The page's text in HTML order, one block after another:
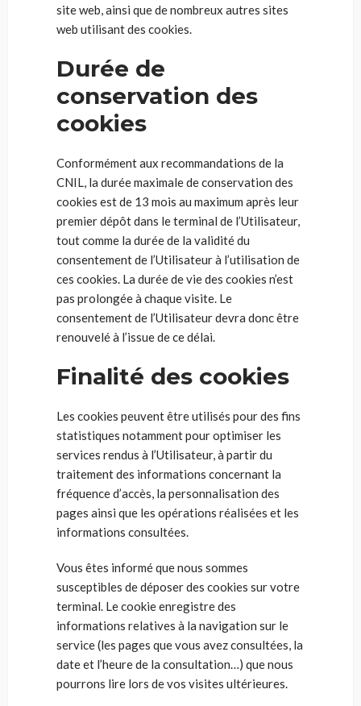
site web, ainsi que de nombreux autres sites
web utilisant des cookies.
Durée de
conservation des
cookies
Conformément aux recommandations de la
CNIL, la durée maximale de conservation des
cookies est de 13 mois au maximum après leur
premier dépôt dans le terminal de l’Utilisateur,
tout comme la durée de la validité du
consentement de l’Utilisateur à l’utilisation de
ces cookies. La durée de vie des cookies n’est
pas prolongée à chaque visite. Le
consentement de l’Utilisateur devra donc être
renouvelé à l’issue de ce délai.
Finalité des cookies
Les cookies peuvent être utilisés pour des fins
statistiques notamment pour optimiser les
services rendus à l’Utilisateur, à partir du
traitement des informations concernant la
fréquence d’accès, la personnalisation des
pages ainsi que les opérations réalisées et les
informations consultées.
Vous êtes informé que nous sommes
susceptibles de déposer des cookies sur votre
terminal. Le cookie enregistre des
informations relatives à la navigation sur le
service (les pages que vous avez consultées, la
date et l’heure de la consultation…) que nous
pourrons lire lors de vos visites ultérieures.